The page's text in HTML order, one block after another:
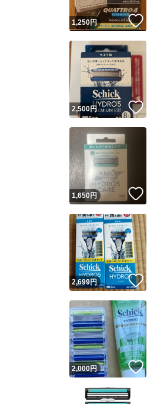
1,250円
2,500円
1,650円
2,699円
2,000円